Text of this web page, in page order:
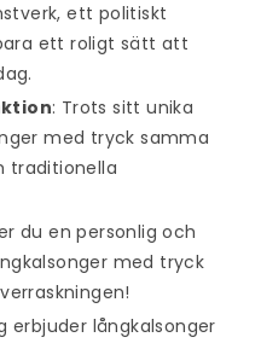
ett politiskt
ett roligt sätt att
: Trots sitt unika
med tryck samma
traditionella
du en personlig och
med tryck
erbjuder långkalsonger